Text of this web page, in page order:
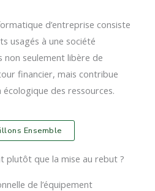
d’entreprise consiste
usagés à une société
non seulement libère de
financier, mais contribue
des ressources.
Ensemble
plutôt que la mise au rebut ?
de l’équipement